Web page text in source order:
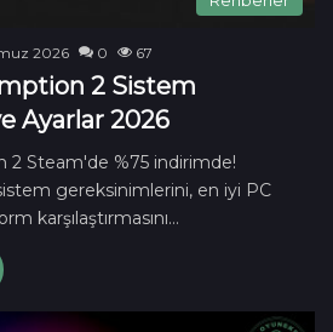
2026 0 67
2 Sistem
Ayarlar 2026
2 Steam'de %75 indirimde!
gereksinimlerini, en iyi PC
karşılaştırmasını…